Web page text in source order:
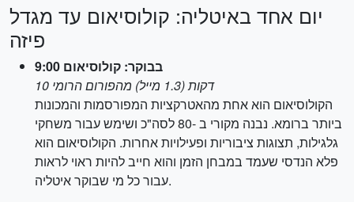
יום אחד באיטליה: קולוסיאום עד מגדל
פיזה
9:00 בבוקר: קולוסיאום
10 דקות (1.3 מייל) מהפורום הרומי
הקולוסיאום הוא אחת מהאטרקציות המפורסמות והמכונות
ביותר ברומא. נבנה מקורי ב -80 לסה"כ ושימש עבור משחקי
גלגילות, תצוגות ציבוריות ופעילויות אחרות. הקולוסיאום הוא
פלא הנדסי שעמד במבחן הזמן והוא חייב להיות ראוי לראות
עבור כל מי שבוקר איטליה.